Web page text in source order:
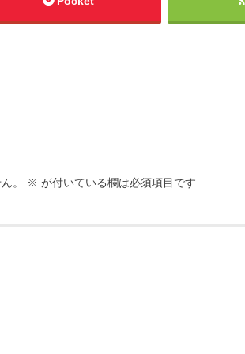
。 ※ が付いている欄は必須項目です